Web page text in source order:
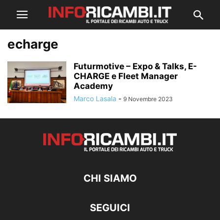
echarge
Futurmotive – Expo & Talks, E-
CHARGE e Fleet Manager
Academy
Marco Lasala - 9 Novembre 2023
CHI SIAMO
SEGUICI